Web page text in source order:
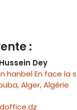
:
Dey
hanbel En face la
Alger, Algérie